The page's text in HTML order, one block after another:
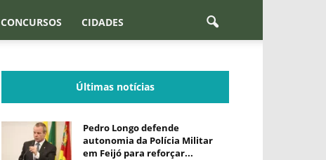
CONCURSOS CIDADES
Últimas notícias
Pedro Longo defende
autonomia da Polícia Militar
em Feijó para reforçar...